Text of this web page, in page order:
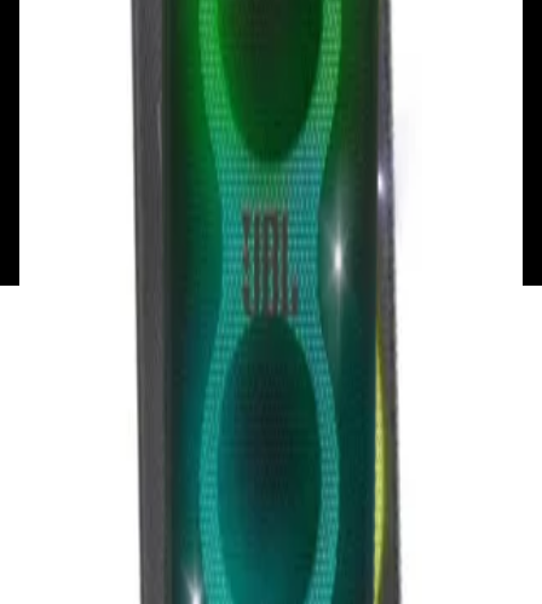
Вт - Вс: с 10.00 до 17.00
Бренды
Обмен и возврат
Контакты
Политика конфиденциальности
Общество с ограниченной ответственностью
«Алпекс Аудио». Юридический адрес: 220035, г.
Минск, пр-т Победителей, д.51, корп. 1, пом.2Н УНП:
193621727 | Свидетельство о регистрации
193621727 от 05.04.2022 г.